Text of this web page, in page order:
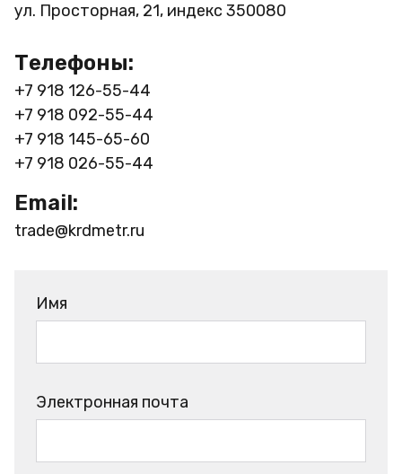
ул. Просторная, 21, индекс 350080
Телефоны:
+7 918 126-55-44
+7 918 092-55-44
+7 918 145-65-60
+7 918 026-55-44
Email:
trade@krdmetr.ru
Имя
Электронная почта